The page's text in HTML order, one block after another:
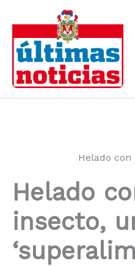
contenido
Helado
Helado
insecto,